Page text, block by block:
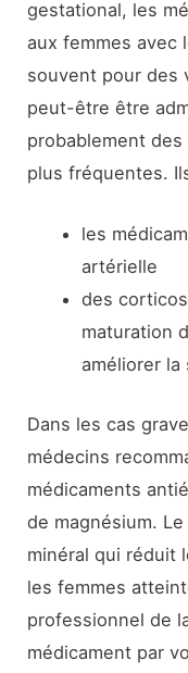
gestational, les
aux femmes avec
souvent pour des
peut-être être
probablement des
plus fréquentes.
les
artérielle
des
maturation
améliorer la
Dans les cas
médecins
médicaments
de magnésium.
minéral qui réduit
les femmes
professionnel de
médicament par